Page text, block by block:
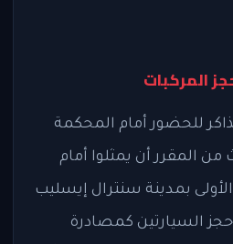
المركبات
للحضور أمام المحكمة
المقرر أن يمثلوا أمام
بمدينة سنترال إيسليب
السيارتين كمصادرة